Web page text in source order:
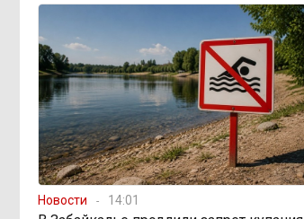
По волнам Арахлея: на
любимом озере забайкальцев
улучшили LTE-сеть
12:33, 5 августа Путин подписал закон,
вдвое расширяющий основания для
выдворения мигрантов
12:32, 5 августа Читинская
администрация хочет
Новости 14:01